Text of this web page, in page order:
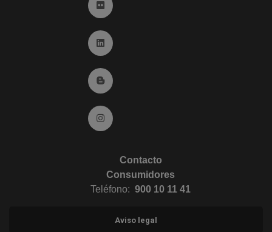
Ir a Flickr (abre en ventana nueva)
Ir a Linkedin (abre en ventana nueva)
Ir al Blog (abre en ventana nueva)
Ir a Instagram (abre en ventana nueva)
Contacto
Consumidores
Teléfono: 900 10 11 41
Aviso legal